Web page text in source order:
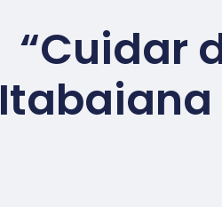
“Cuidar
Itabaiana